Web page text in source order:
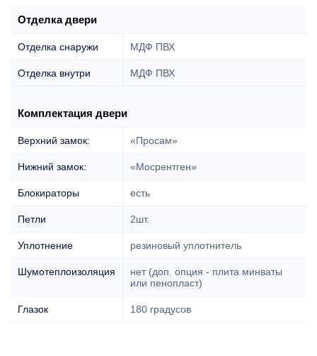
Отделка двери
Отделка снаружи МДФ ПВХ
Отделка внутри МДФ ПВХ
Комплектация двери
Верхний замок: «Просам»
Нижний замок: «Мосрентген»
Блокираторы есть
Петли 2шт.
Уплотнение резиновый уплотнитель
Шумотеплоизоляция
нет (доп. опция - плита минваты
или пенопласт)
Глазок 180 градусов